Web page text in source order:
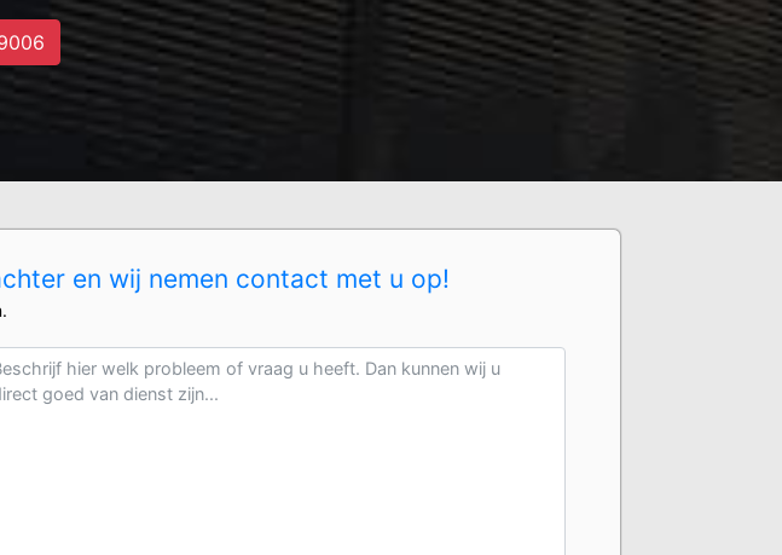
en wij nemen contact met u op!